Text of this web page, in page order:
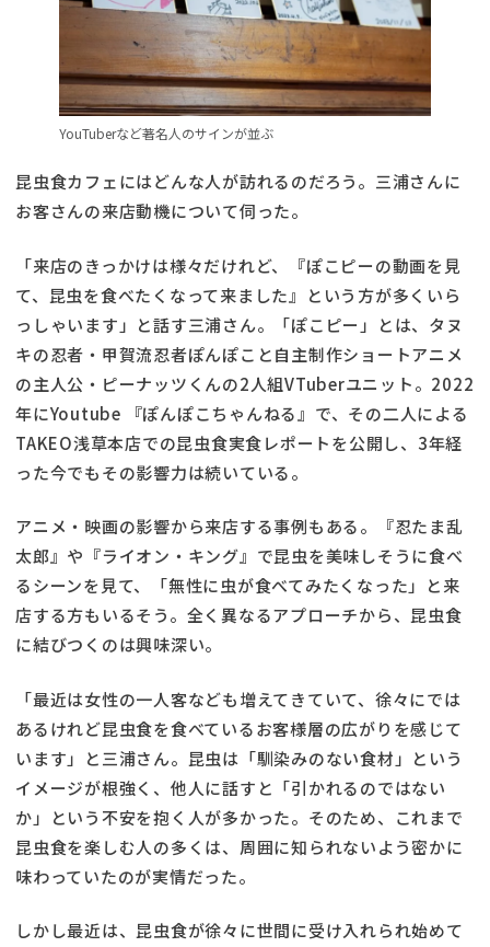
YouTuberなど著名人のサインが並ぶ
昆虫食カフェにはどんな人が訪れるのだろう。三浦さんに
お客さんの来店動機について伺った。
「来店のきっかけは様々だけれど、『ぽこピーの動画を見
て、昆虫を食べたくなって来ました』という方が多くいら
っしゃいます」と話す三浦さん。「ぽこピー」とは、タヌ
キの忍者・甲賀流忍者ぽんぽこと自主制作ショートアニメ
の主人公・ピーナッツくんの2人組VTuberユニット。2022
年にYoutube 『ぽんぽこちゃんねる』で、その二人による
TAKEO浅草本店での昆虫食実食レポートを公開し、3年経
った今でもその影響力は続いている。
アニメ・映画の影響から来店する事例もある。『忍たま乱
太郎』や『ライオン・キング』で昆虫を美味しそうに食べ
るシーンを見て、「無性に虫が食べてみたくなった」と来
店する方もいるそう。全く異なるアプローチから、昆虫食
に結びつくのは興味深い。
「最近は女性の一人客なども増えてきていて、徐々にでは
あるけれど昆虫食を食べているお客様層の広がりを感じて
います」と三浦さん。昆虫は「馴染みのない食材」という
イメージが根強く、他人に話すと「引かれるのではない
か」という不安を抱く人が多かった。そのため、これまで
昆虫食を楽しむ人の多くは、周囲に知られないよう密かに
味わっていたのが実情だった。
しかし最近は、昆虫食が徐々に世間に受け入れられ始めて